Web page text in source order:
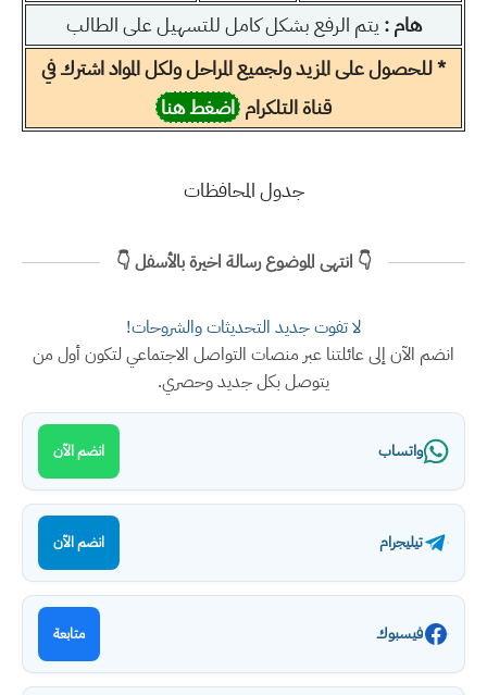
هام : يتم الرفع بشكل كامل للتسهيل على الطالب
* للحصول على المزيد ولجميع المراحل ولكل المواد اشترك في
قناة التلكرام اضغط هنا
جدول المحافظات
👇 انتهى الموضوع رسالة اخيرة بالأسفل 👇
لا تفوت جديد التحديثات والشروحات!
انضم الآن إلى عائلتنا عبر منصات التواصل الاجتماعي لتكون أول من
يتوصل بكل جديد وحصري.
واتساب انضم الآن
تيليجرام انضم الآن
فيسبوك متابعة